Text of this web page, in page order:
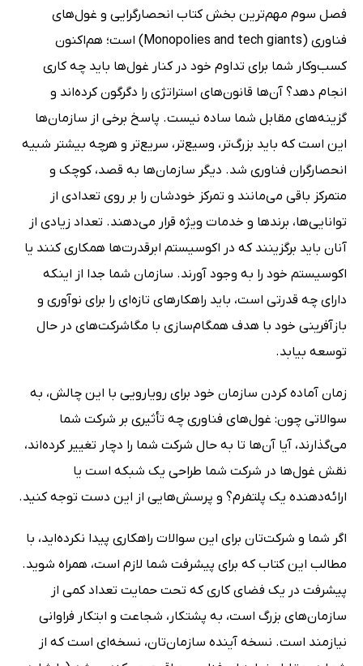
فصل سوم مهم‌ترین بخش کتاب انحصارگرایی و غول‌های
فناوری (Monopolies and tech giants) است؛ هم‌اکنون
کسب‌وکار شما برای تداوم خود در کنار غول‌ها باید چه کاری
انجام دهد؟ آن‌ها قانون‌های استراتژی را دگرگون کرده‌اند و
گزینه‌های مقابل شما ساده نیست. پاسخ برخی از سازمان‌ها
این است که باید بزرگ‌تر، وسیع‌تر، سریع‌تر و هرچه بیشتر شبیه
انحصارگران فناوری شد. دیگر سازمان‌ها به ‌قصد، کوچک و
متمرکز باقی می‌مانند و تمرکز خودشان را بر روی تعدادی از
توانایی‌ها، برندها و خدمات ویژه قرار می‌دهند. تعداد زیادی از
آنان باید برگزینند که در اکوسیستم ابرقدرت‌ها همکاری کنند یا
اکوسیستم خود را به وجود آورند. سازمان شما جدا از اینکه
دارای چه قدرتی است، باید راهکارهای تازه‌ای را برای نوآوری و
بازآفرینی خود با هدف همگام‌سازی با مگاشرکت‌های در حال
توسعه بیابد.
زمان آماده‌ کردن سازمان خود برای رویارویی با این چالش، به
سوالاتی چون: غول‌های فناوری چه تأثیری بر شرکت شما
می‌گذارند، آیا آن‌ها تا به حال شرکت شما را دچار تغییر کرده‌اند،
نقش غول‌ها در شرکت شما طراحی یک شبکه است یا
ارائه‌دهنده یک پلتفرم؟ و پرسش‌هایی از این دست توجه کنید.
اگر شما و شرکت‌تان برای این سوالات راهکاری پیدا نکرده‌اید، با
مطالب این کتاب که برای پیشرفت شما لازم است، همراه شوید.
پیشرفت در یک فضای کاری که تحت حمایت تعداد کمی از
سازمان‌های بزرگ است، به پشتکار، شجاعت و ابتکار فراوانی
نیازمند است. نسخه آینده سازمان‌تان، نسخه‌ای است که از